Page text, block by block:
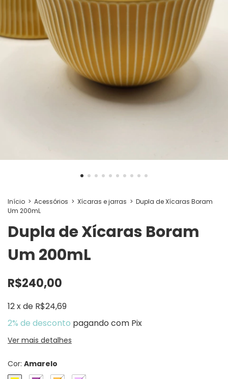
Início > Acessórios > Xícaras e jarras > Dupla de Xícaras Boram
Um 200mL
Dupla de Xícaras Boram
Um 200mL
R$240,00
12xde R$24,69
2% de desconto pagando com Pix
Ver mais detalhes
Cor: Amarelo